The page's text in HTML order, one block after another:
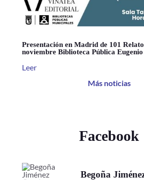
Presentación en Madrid de 101
noviembre Biblioteca Pública
Leer
Más noticias
Facebook
Begoña